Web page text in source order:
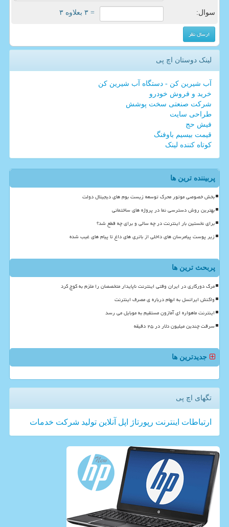
سوال: = ۳ بعلاوه ۳
لینک دوستان اچ پی
آب شیرین کن - دستگاه آب شیرین کن
خرید و فروش خودرو
شرکت صنعتی سخت پوشش
طراحی سایت
فیش حج
قیمت بیسیم باوفنگ
کوتاه کننده لینک
پربیننده ترین ها
بخش خصوصی موتور محرک توسعه زیست بوم های دیجیتال دولت
بهترین روش دسترسی نما در پروژه های ساختمانی
برای نخستین بار اینترنت در چه سالی و برای چه قطع شد؟
زیر پوست پیامرسان های داخلی از باتری های داغ تا پیام های غیب شده
پربحث ترین ها
مرگ دورکاری در ایران وقتی اینترنت ناپایدار متخصصان را ملزم به کوچ کرد
واکنش ایرانسل به ابهام درباره ی مصرف اینترنت
اینترنت ماهواره ای آمازون مستقیم به موبایل می رسد
سرقت چندین میلیون دلار در ۲۵ دقیقه
جدیدترین ها
تگهای اچ پی
ارتباطات اینترنت رپورتاژ اپل آنلاین تولید شركت خدمات